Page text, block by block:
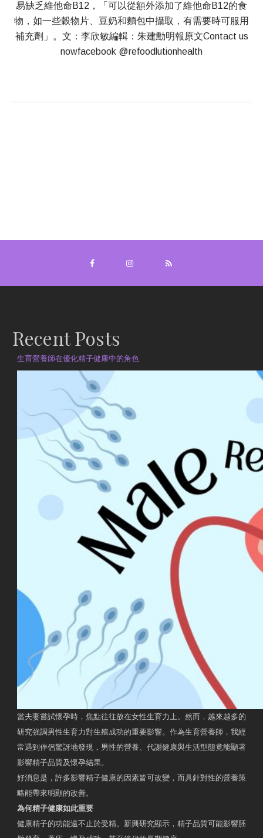
易缺乏維他命B12，「可以從額外添加了維他命B12的食
物，如一些穀物片、豆奶和麵包中攝取，有需要時可服用
補充劑」。文：李欣敏編輯：朱建勳明報原文Contact us
nowfacebook @refoodlutionhealth
Recent Posts
生育營養師在優化精子健康中的角色
當夫妻嘗試懷孕時，焦點往往放在女性生育力上。然而，越來越多的
研究強調男性生育力對生殖成功的重要影響。作為生育營養師，我經
常遇到伴侶驚訝地發現，男性的營養、代謝健康與生活型態竟能顯著
影響精子品質及懷孕結果。
好消息是，許多影響精子健康的因素皆可改變，而具針對性的營養策
略能帶來明顯的改善。
為何精子健康如此重要
健康精子的功能遠不止於受精。新興研究顯示，精子品質可能影響胚